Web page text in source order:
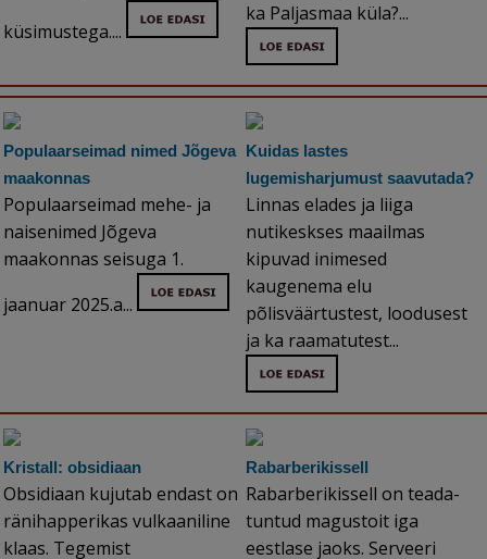
küsimustega....
ka Paljasmaa küla?...
Populaarseimad nimed Jõgeva
maakonnas
Populaarseimad mehe- ja
naisenimed Jõgeva
maakonnas seisuga 1.
jaanuar 2025.a...
Kuidas lastes
lugemisharjumust saavutada?
Linnas elades ja liiga
nutikeskses maailmas
kipuvad inimesed
kaugenema elu
põlisväärtustest, loodusest
ja ka raamatutest...
Kristall: obsidiaan
Obsidiaan kujutab endast on
ränihapperikas vulkaaniline
klaas. Tegemist
Rabarberikissell
Rabarberikissell on teada-
tuntud magustoit iga
eestlase jaoks. Serveeri